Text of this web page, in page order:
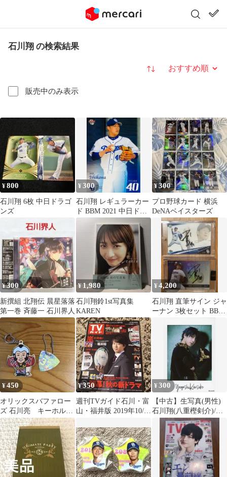
石川翔 の検索結果
販売中のみ表示
並び替え
¥800
石川翔 6枚 中日ドラゴ
ンズ
¥300
石川翔 レギュラーカー
ド BBM 2021 中日ドラ
ゴンズ
¥300
プロ野球カード 横浜
DeNAベイスターズ
¥300
新撰組 北翔伝 晨星落落
第一巻 斉藤一 石川界人
¥ 1,980
石川翔鈴1st写真集
KAREN
¥4,200
石川翔 直筆サイン ジャ
ーナン 3枚セット BBM
¥450
オリックスバファロー
ズ 石川亮 キーホルダ
ーセット
¥350
週刊TVガイド石川・富
山・福井版 2019年10/4
¥300
【中古】生写真(男性)
石川翔(八重樫剣介)/上
半身・キャラクターシ
ョット/「2.5次元ダンス
ライブ
『ALIVESTAGE』
Episode 9『オトアツメ
feat.ORIGIN』」トレー